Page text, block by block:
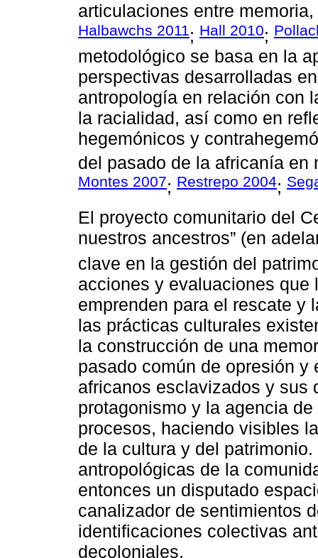
articulaciones entre
Halbawchs 2011; Hall 2010;
metodológico se basa en la
perspectivas desarrolladas
antropología en relación con
la racialidad, así como en
hegemónicos y
del pasado de la africanía en
Montes 2007; Restrepo 2004;
El proyecto comunitario del
nuestros ancestros” (en
clave en la gestión del
acciones y evaluaciones que
emprenden para el rescate y
las prácticas culturales
la construcción de una
pasado común de opresión
africanos esclavizados y sus
protagonismo y la agencia
procesos, haciendo visibles
de la cultura y del
antropológicas de la
entonces un disputado
canalizador de sentimientos
identificaciones colectivas
decoloniales.